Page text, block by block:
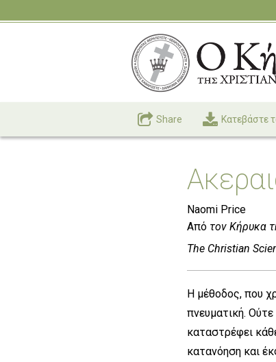
Share Kατεβάστε
Naomi Price
Από τον Κήρυκα
The Christian
Η μέθοδος, που
πνευματική.
καταστρέφει
κατανόηση και